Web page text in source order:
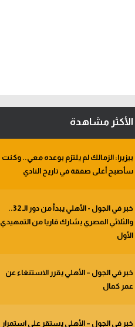
الأكثر مشاهدة
بيزيرا: الزمالك لم يلتزم بوعده معي.. وكنت
سأصبح أغلى صفقة في تاريخ النادي
خبر في الجول - الأهلي يبدأ من دور الـ 32..
والثلاثي المصري يشارك قاريا من التمهيدي
الأول
خبر في الجول – الأهلي يقرر الاستنغاء عن
عمر كمال
خبر في الجول – الأهلي يستقر على استمرار